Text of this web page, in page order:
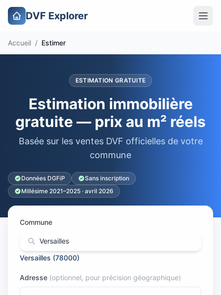
DVF Explorer
Accueil / Estimer
ESTIMATION GRATUITE
Estimation immobilière
gratuite — prix au m² réels
Basée sur les ventes DVF officielles de votre
commune
Données DGFiP
Sans inscription
Millésime 2021–2025 · avril 2026
Commune
Versailles (78000)
Adresse (optionnel, pour précision géographique)